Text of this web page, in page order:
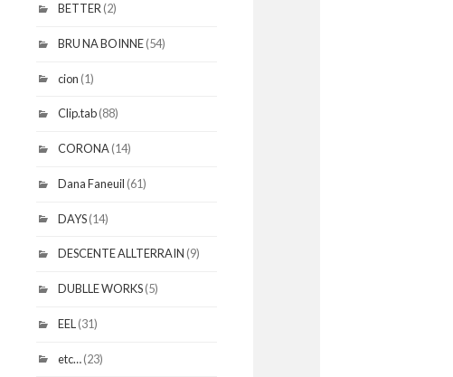
BETTER (2)
BRU NA BOINNE(54)
cion (1)
Clip.tab(88)
CORONA (14)
Dana Faneuil (61)
DAYS(14)
DESCENTE ALLTERRAIN (9)
DUBLLE WORKS(5)
EEL (31)
etc…(23)